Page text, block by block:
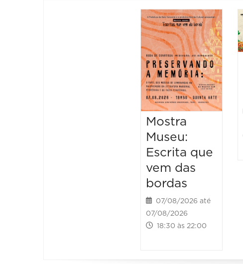
Mostra
Museu:
Escrita que
vem das
bordas
07/08/2026 até
07/08/2026
18:30 às 22:00